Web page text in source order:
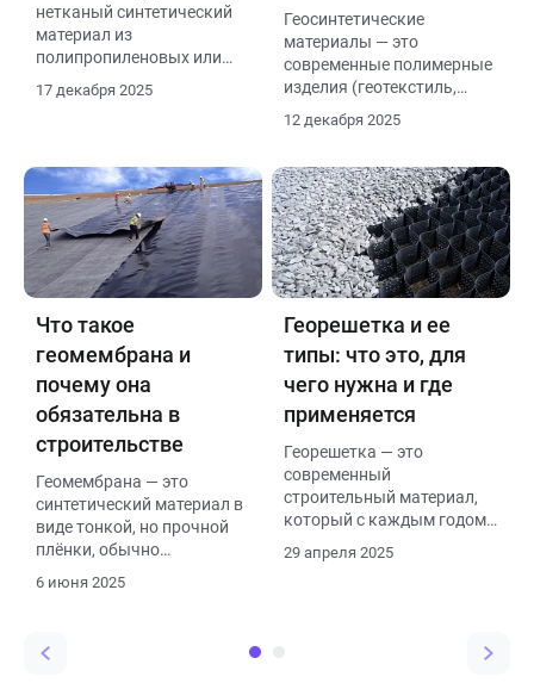
нетканый синтетический
материал из
полипропиленовых или
полиэфирных мононитей,
отличающийся высокой
водопроницаемостью. Он
устойчив к нагрузкам,
перепадам температур,
влаге и агрессивным
средам, не подвержен
гниению и разложению
17 декабря 2025
Геосинтетические
материалы — это
современные полимерные
изделия (геотекстиль,
георешетка, геомембрана
и др.), которые
строительстве для
армирования, дренажа,
фильтрации, разделения
грунтов и гидроизоляции.
12 декабря 2025
Что такое
геомембрана и
почему она
обязательна в
строительстве
Геомембрана — это
синтетический материал в
виде тонкой, но прочной
плёнки, обычно
полимеров. Она
6 июня 2025
Георешетка и ее
типы: что это, для
чего нужна и где
применяется
Георешетка — это
современный
строительный материал,
который с каждым годом
популярность в различных
решетчатую конструкцию,
29 апреля 2025